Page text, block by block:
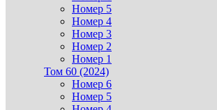
Номер 5
Номер 4
Номер 3
Номер 2
Номер 1
Том 60 (2024)
Номер 6
Номер 5